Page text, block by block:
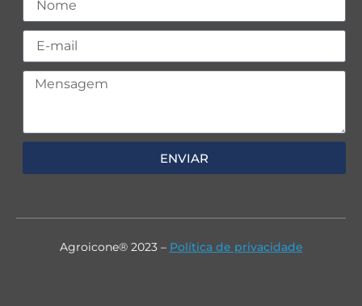
ENVIAR
Agroicone® 2023 – Política de privacidade